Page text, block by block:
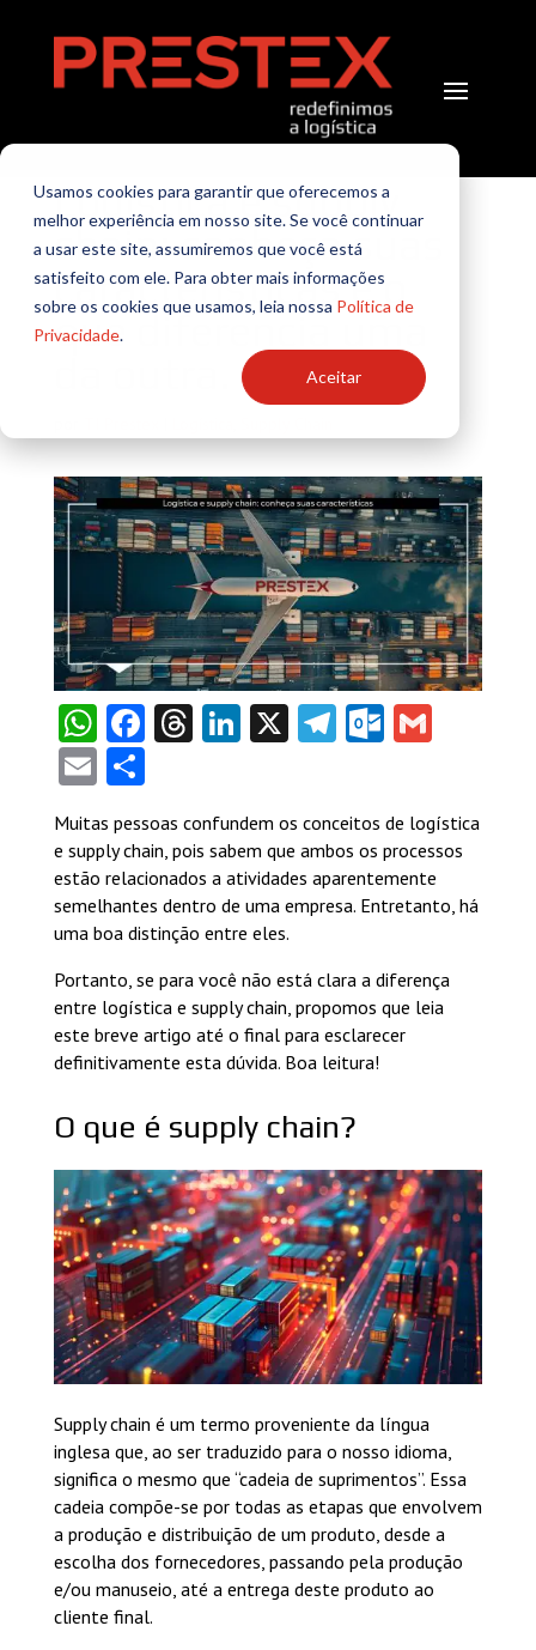
Usamos cookies para garantir que oferecemos a
melhor experiência em nosso site. Se você continuar
a usar este site, assumiremos que você está
satisfeito com ele. Para obter mais informações
sobre os cookies que usamos, leia nossa Política de
Privacidade.
Aceitar
Logística e supply
chain: conheça suas
características e o
que diferencia uma
WhatsApp
Facebook
Threads
LinkedIn
X TelegramGmail
EmailShare
Muitas pessoas confundem os conceitos de logística
e supply chain, pois sabem que ambos os processos
estão relacionados a atividades aparentemente
semelhantes dentro de uma empresa. Entretanto, há
uma boa distinção entre eles.
Portanto, se para você não está clara a diferença
entre logística e supply chain, propomos que leia
este breve artigo até o final para esclarecer
definitivamente esta dúvida. Boa leitura!
O que é supply chain?
Supply chain é um termo proveniente da língua
inglesa que, ao ser traduzido para o nosso idioma,
significa o mesmo que “cadeia de suprimentos”. Essa
cadeia compõe-se por todas as etapas que envolvem
a produção e distribuição de um produto, desde a
escolha dos fornecedores, passando pela produção
e/ou manuseio, até a entrega deste produto ao
cliente final.